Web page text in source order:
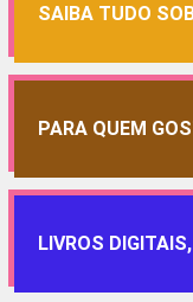
SAIBA TUDO
PARA QUEM
LIVROS